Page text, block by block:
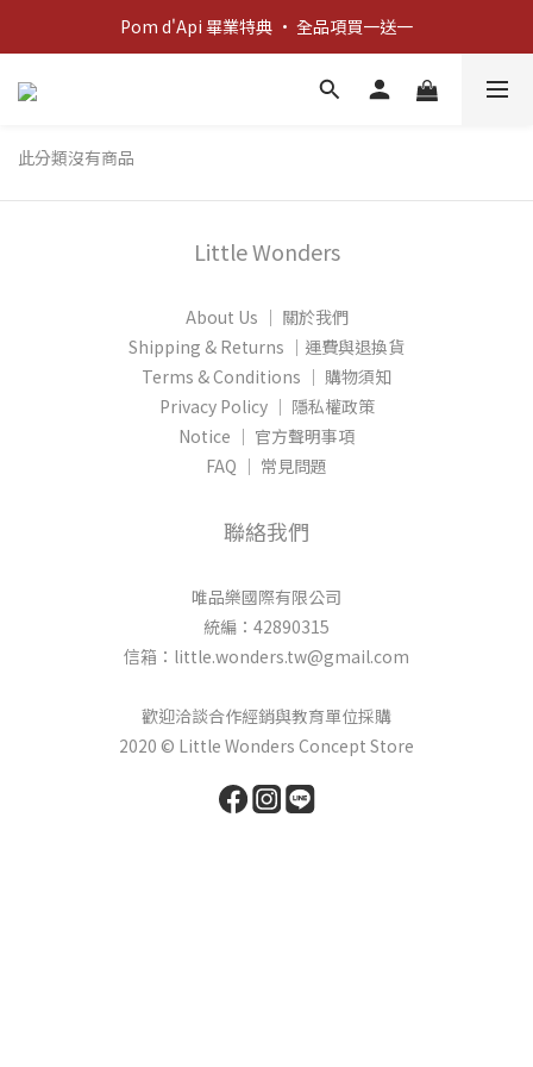
新客歡迎禮：輸入 "welcome10" 享首單九折！
Pom d'Api 畢業特典 · 全品項買一送一
新客歡迎禮：輸入 "welcome10" 享首單九折！
此分類沒有商品
Little Wonders
About Us │ 關於我們
Shipping & Returns │運費與退換貨
Terms & Conditions │ 購物須知
Privacy Policy │ 隱私權政策
Notice │ 官方聲明事項
FAQ │ 常見問題
聯絡我們
唯品樂國際有限公司
統編：42890315
信箱：little.wonders.tw@gmail.com
歡迎洽談合作經銷與教育單位採購
2020 © Little Wonders Concept Store